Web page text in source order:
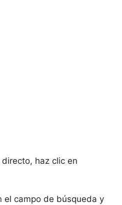
haz clic en
el campo de búsqueda y